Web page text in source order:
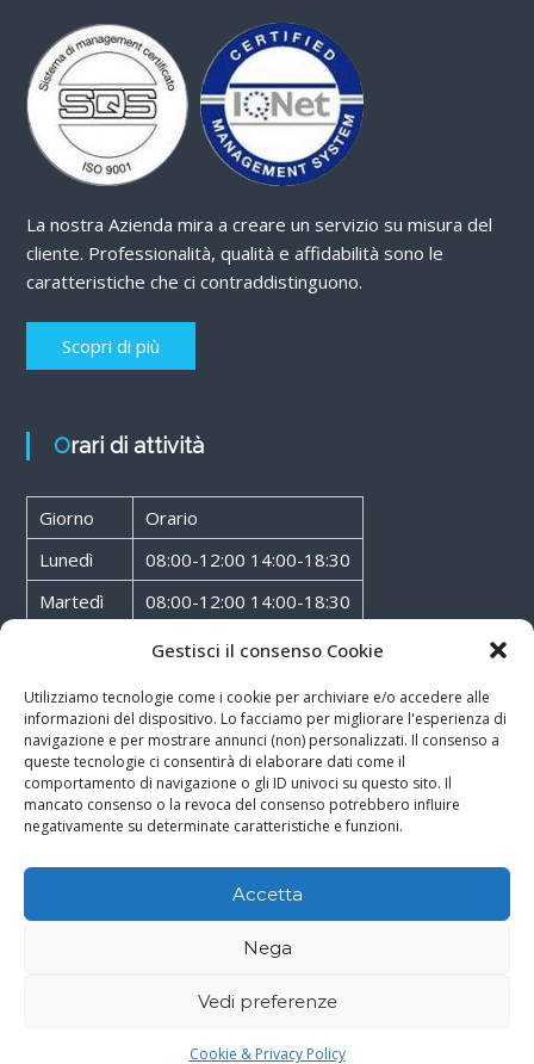
Gestisci il consenso Cookie
Utilizziamo tecnologie come i cookie per archiviare e/o accedere alle
informazioni del dispositivo. Lo facciamo per migliorare l'esperienza di
navigazione e per mostrare annunci (non) personalizzati. Il consenso a
queste tecnologie ci consentirà di elaborare dati come il
comportamento di navigazione o gli ID univoci su questo sito. Il
mancato consenso o la revoca del consenso potrebbero influire
negativamente su determinate caratteristiche e funzioni.
Accetta
Nega
Vedi preferenze
Cookie & Privacy Policy
La nostra Azienda mira a creare un servizio su misura del
cliente. Professionalità, qualità e affidabilità sono le
caratteristiche che ci contraddistinguono.
Scopri di più
Orari di attività
Giorno
Orario
Lunedì
08:00-12:00 14:00-18:30
Martedì
08:00-12:00 14:00-18:30
08:00-12:00 14:00-18:30
Giovedì
08:00-12:00 14:00-18:30
Venerdì
08:00-12:00 14:00-18:30
Sabato
08:00-12:00
Rossoxweb
Email Phone